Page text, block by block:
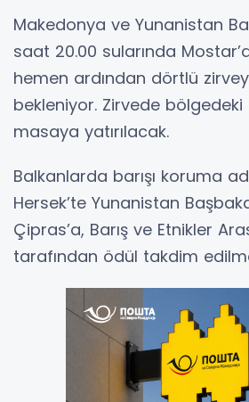
Makedonya ve Yunanistan
saat 20.00 sularında
hemen ardından dörtlü
bekleniyor. Zirvede
masaya yatırılacak.
Balkanlarda barışı koruma
Hersek’te Yunanistan
Çipras’a, Barış ve Etnikler
tarafından ödül takdim